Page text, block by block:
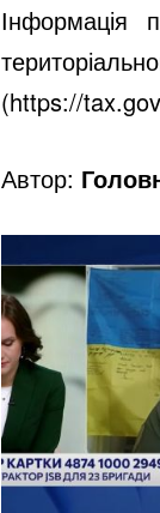
Інформація
(https://
Автор: